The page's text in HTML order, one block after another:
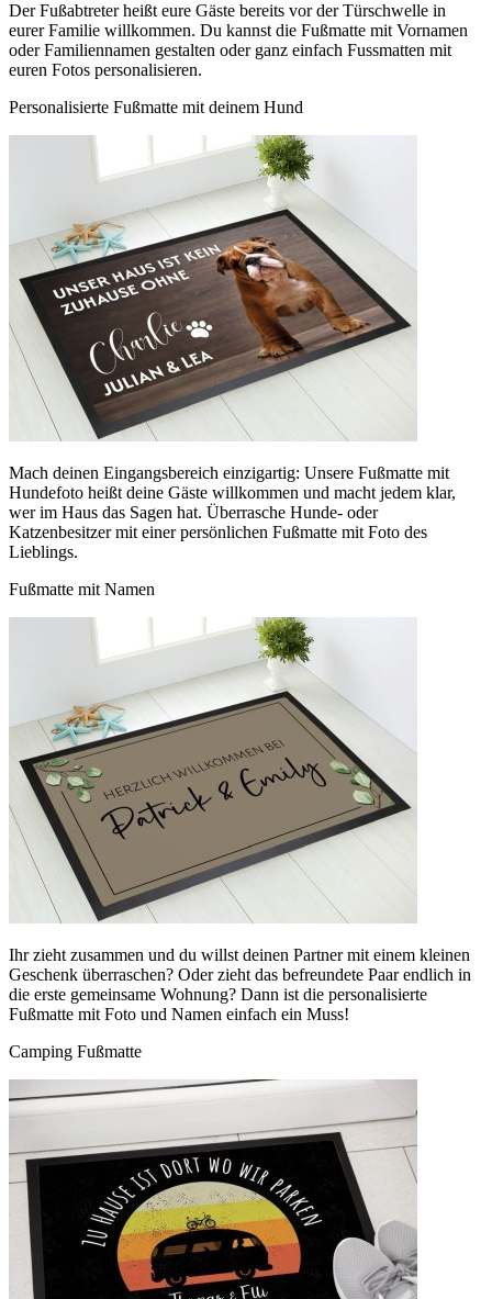
Der Fußabtreter heißt eure Gäste bereits vor der Türschwelle in
eurer Familie willkommen. Du kannst die Fußmatte mit Vornamen
oder Familiennamen gestalten oder ganz einfach Fussmatten mit
euren Fotos personalisieren.
Personalisierte Fußmatte mit deinem Hund
Mach deinen Eingangsbereich einzigartig: Unsere Fußmatte mit
Hundefoto heißt deine Gäste willkommen und macht jedem klar,
wer im Haus das Sagen hat. Überrasche Hunde- oder
Katzenbesitzer mit einer persönlichen Fußmatte mit Foto des
Lieblings.
Fußmatte mit Namen
Ihr zieht zusammen und du willst deinen Partner mit einem kleinen
Geschenk überraschen? Oder zieht das befreundete Paar endlich in
die erste gemeinsame Wohnung? Dann ist die personalisierte
Fußmatte mit Foto und Namen einfach ein Muss!
Camping Fußmatte